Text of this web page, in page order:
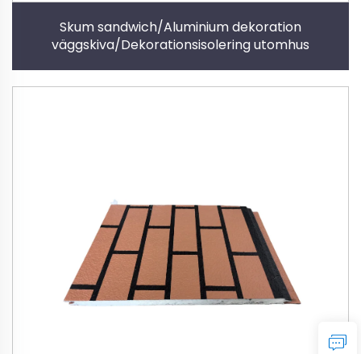
Skum sandwich/Aluminium dekoration
väggskiva/Dekorationsisolering utomhus